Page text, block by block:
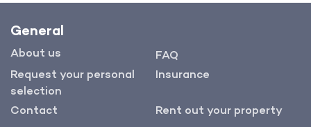
General
About us
FAQ
Request your personal
selection
Insurance
Contact Rent out your property